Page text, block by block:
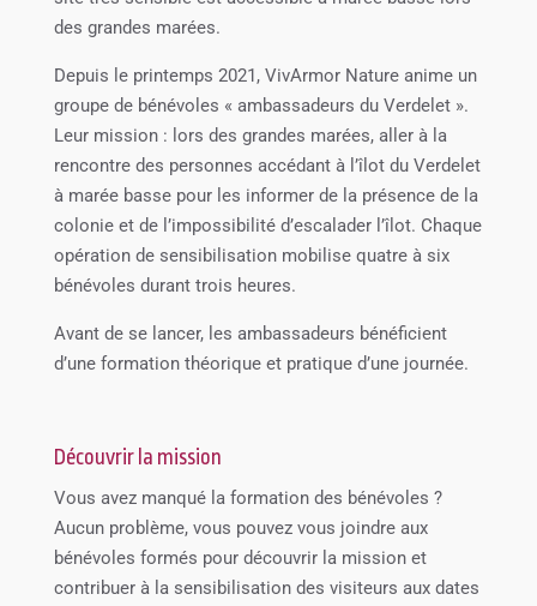
des grandes marées.
Depuis le printemps 2021, VivArmor Nature anime un
groupe de bénévoles « ambassadeurs du Verdelet ».
Leur mission : lors des grandes marées, aller à la
rencontre des personnes accédant à l’îlot du Verdelet
à marée basse pour les informer de la présence de la
colonie et de l’impossibilité d’escalader l’îlot. Chaque
opération de sensibilisation mobilise quatre à six
bénévoles durant trois heures.
Avant de se lancer, les ambassadeurs bénéficient
d’une formation théorique et pratique d’une journée.
Découvrir la mission
Vous avez manqué la formation des bénévoles ?
Aucun problème, vous pouvez vous joindre aux
bénévoles formés pour découvrir la mission et
contribuer à la sensibilisation des visiteurs aux dates